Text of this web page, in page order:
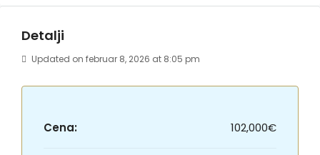
Detalji
Updated on februar 8, 2026 at 8:05 pm
Cena: 102,000€